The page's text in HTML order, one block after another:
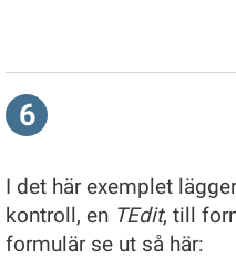
6
I det här exemplet
kontroll, en TEdit, till
formulär se ut så här: